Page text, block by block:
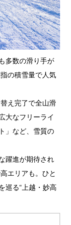
多数の滑り手が
の積雪量で人気
え完了で全山滑
大なフリーライ
」など、雪質の
躍進が期待され
エリアも。ひと
巡る“上越・妙高